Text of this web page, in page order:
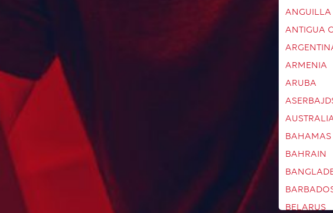
ANGUILLA
ANTIGUA
ARMENIA
ARUBA
BAHAMAS
BAHRAIN
BELARUS